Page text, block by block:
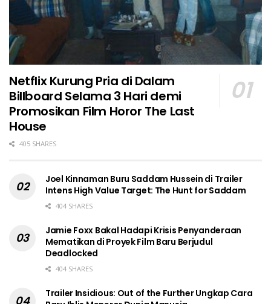
Netflix Kurung Pria di Dalam
Billboard Selama 3 Hari demi
Promosikan Film Horor The Last
House
405 SHARES
Joel Kinnaman Buru Saddam Hussein di Trailer
Intens High Value Target: The Hunt for Saddam
404 SHARES
Jamie Foxx Bakal Hadapi Krisis Penyanderaan
Mematikan di Proyek Film Baru Berjudul
Deadlocked
404 SHARES
Trailer Insidious: Out of the Further Ungkap Cara